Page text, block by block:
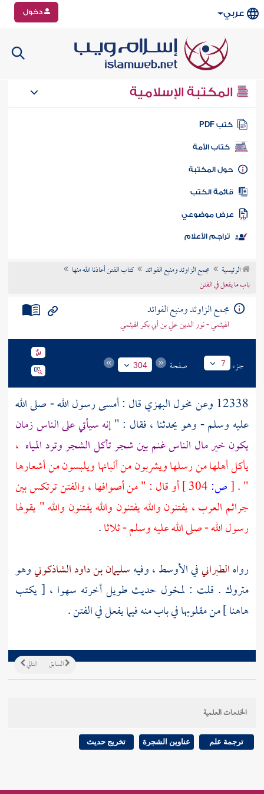
عربي دخول
المكتبة الإسلامية
كتب PDF
كتاب الأمة
المكتبة
الكتب
موضوعي
تراجم الأعلام
الرئيسية مجمع الزاوئد ومنبع الفوائد
كتاب الفتن أعاذنا الله منها
باب ما يفعل في الفتن
مجمع الزاوئد ومنبع الفوائد
الهيثمي - نور الدين علي بن أبي بكر الهيثمي
جزء 7 صفحة 304
12338 وعن مخول البهزيقال : أمسى رسول الله - صلى الله
عليه وسلم - وهو يحدثنا ، فقال : "إنه سيأتي على الناس زمان
يكون خير مال الناس غنم بين شجر تأكل الشجر وترد المياه ،
يأكل أهلها من رسلها ويشربون من ألبانها ويلبسون من أشعارها
" .
[ص:
أو قال : " من أصوافها ، والفتن ترتكس بين
جراثم العرب ، يفتنون والله يفتنون والله يفتنون والله " يقولها
رسول الله - صلى الله عليه وسلم - ثلاثا.
رواهالطبرانيفي الأوسط ، وفيهسليمان بن داود الشاذكونيوهو
متروك . قلت : لمخول حديث طويل أخرته سهوا ، [ يكتب
هاهنا ] من مقلوبها في باب منه فيما يفعل في الفتن .
التالي السابق
الخدمات العلمية
ترجمة علم عناوين الشجرة تخريج حديث